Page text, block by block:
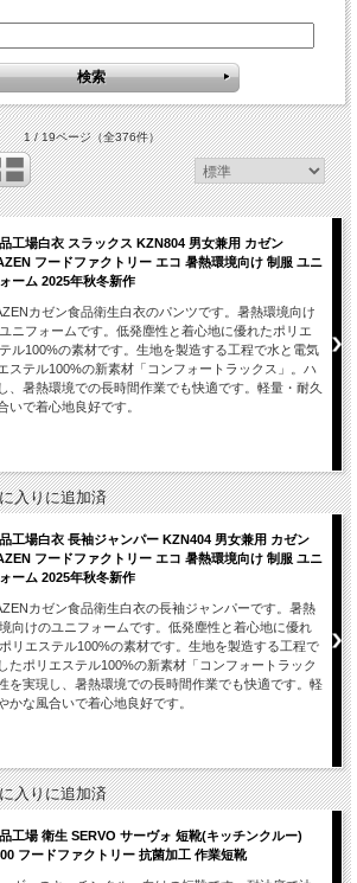
1 / 19ページ（全376件）
工場白衣 スラックス KZN804 男女兼用 カゼン
フードファクトリー エコ 暑熱環境向け 制服 ユニ
ーム 2025年秋冬新作
カゼン食品衛生白衣のパンツです。暑熱環境向け
ニフォームです。低発塵性と着心地に優れたポリエ
ル100%の素材です。生地を製造する工程で水と電気
ステル100%の新素材「コンフォートラックス」。ハ
、暑熱環境での長時間作業でも快適です。軽量・耐久
いで着心地良好です。
入りに追加済
工場白衣 長袖ジャンパー KZN404 男女兼用 カゼン
フードファクトリー エコ 暑熱環境向け 制服 ユニ
ーム 2025年秋冬新作
カゼン食品衛生白衣の長袖ジャンパーです。暑熱
向けのユニフォームです。低発塵性と着心地に優れ
リエステル100%の素材です。生地を製造する工程で
たポリエステル100%の新素材「コンフォートラック
を実現し、暑熱環境での長時間作業でも快適です。軽
かな風合いで着心地良好です。
入りに追加済
工場 衛生 SERVO サーヴォ 短靴(キッチンクルー)
フードファクトリー 抗菌加工 作業短靴